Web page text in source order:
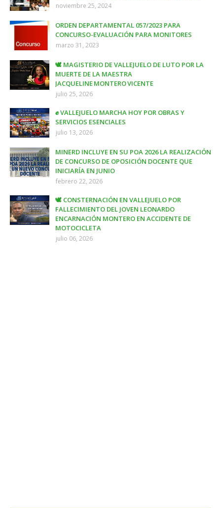
noviembre 25, 2024
ORDEN DEPARTAMENTAL 057/2023 PARA
CONCURSO-EVALUACIÓN PARA MONITORES
marzo 31, 2023
🕊️ MAGISTERIO DE VALLEJUELO DE LUTO POR LA
MUERTE DE LA MAESTRA
JACQUELINE MONTERO VICENTE
julio 25, 2026
✊ VALLEJUELO MARCHA HOY POR OBRAS Y
SERVICIOS ESENCIALES
julio 13, 2026
MINERD INCLUYE EN SU POA 2026 LA REALIZACIÓN
DE CONCURSO DE OPOSICIÓN DOCENTE QUE
INICIARÍA EN JUNIO
febrero 22, 2026
🕊️ CONSTERNACIÓN EN VALLEJUELO POR
FALLECIMIENTO DEL JOVEN LEONARDO
ENCARNACIÓN MONTERO EN ACCIDENTE DE
MOTOCICLETA
julio 06, 2026